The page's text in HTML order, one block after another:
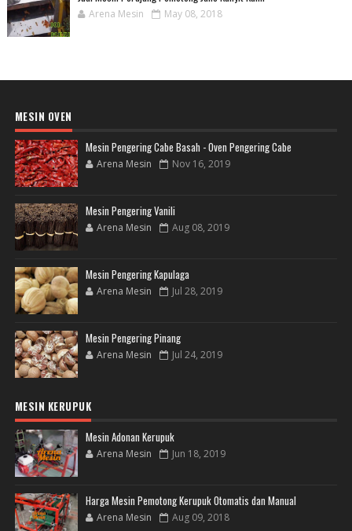
Arena Mesin May 08, 2018
MESIN OVEN
Mesin Pengering Cabe Basah - Oven Pengering Cabe
Arena Mesin Nov 16, 2019
Mesin Pengering Vanili
Arena Mesin Aug 08, 2019
Mesin Pengering Kapulaga
Arena Mesin Jul 28, 2019
Mesin Pengering Pinang
Arena Mesin Jul 24, 2019
MESIN KERUPUK
Mesin Adonan Kerupuk
Arena Mesin Jun 18, 2019
Harga Mesin Pemotong Kerupuk Otomatis dan Manual
Arena Mesin Aug 09, 2018